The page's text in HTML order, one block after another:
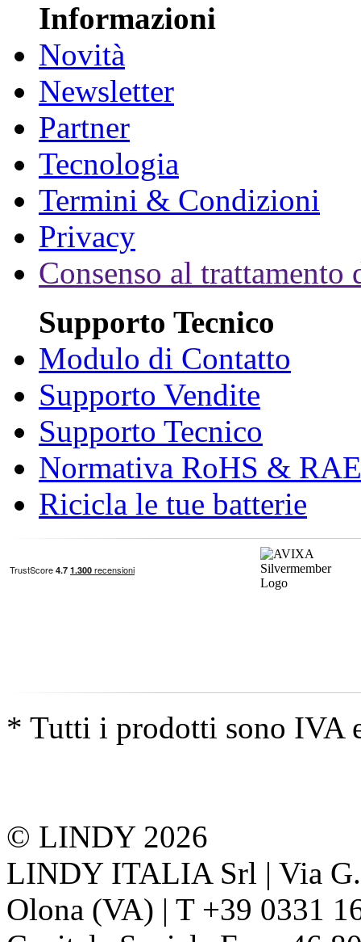
Informazioni
Novità
Newsletter
Partner
Tecnologia
Termini & Condizioni
Privacy
Consenso al trattamento
Supporto Tecnico
Modulo di Contatto
Supporto Vendite
Supporto Tecnico
Normativa RoHS &
Ricicla le tue batterie
* Tutti i prodotti sono IVA
© LINDY 2026
LINDY ITALIA Srl | Via
Olona (VA) | T +39 0331